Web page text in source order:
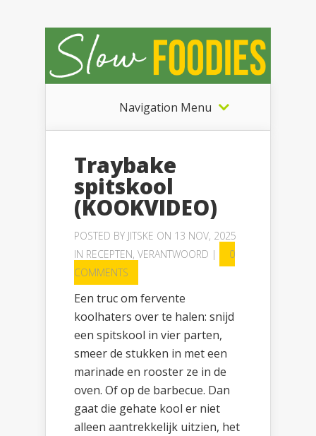
Navigation Menu
Traybake
spitskool
(KOOKVIDEO)
POSTED BY JITSKE ON 13 NOV, 2025
IN RECEPTEN, VERANTWOORD |
0
COMMENTS
Een truc om fervente
koolhaters over te halen: snijd
een spitskool in vier parten,
smeer de stukken in met een
marinade en rooster ze in de
oven. Of op de barbecue. Dan
gaat die gehate kool er niet
alleen aantrekkelijk uitzien, het